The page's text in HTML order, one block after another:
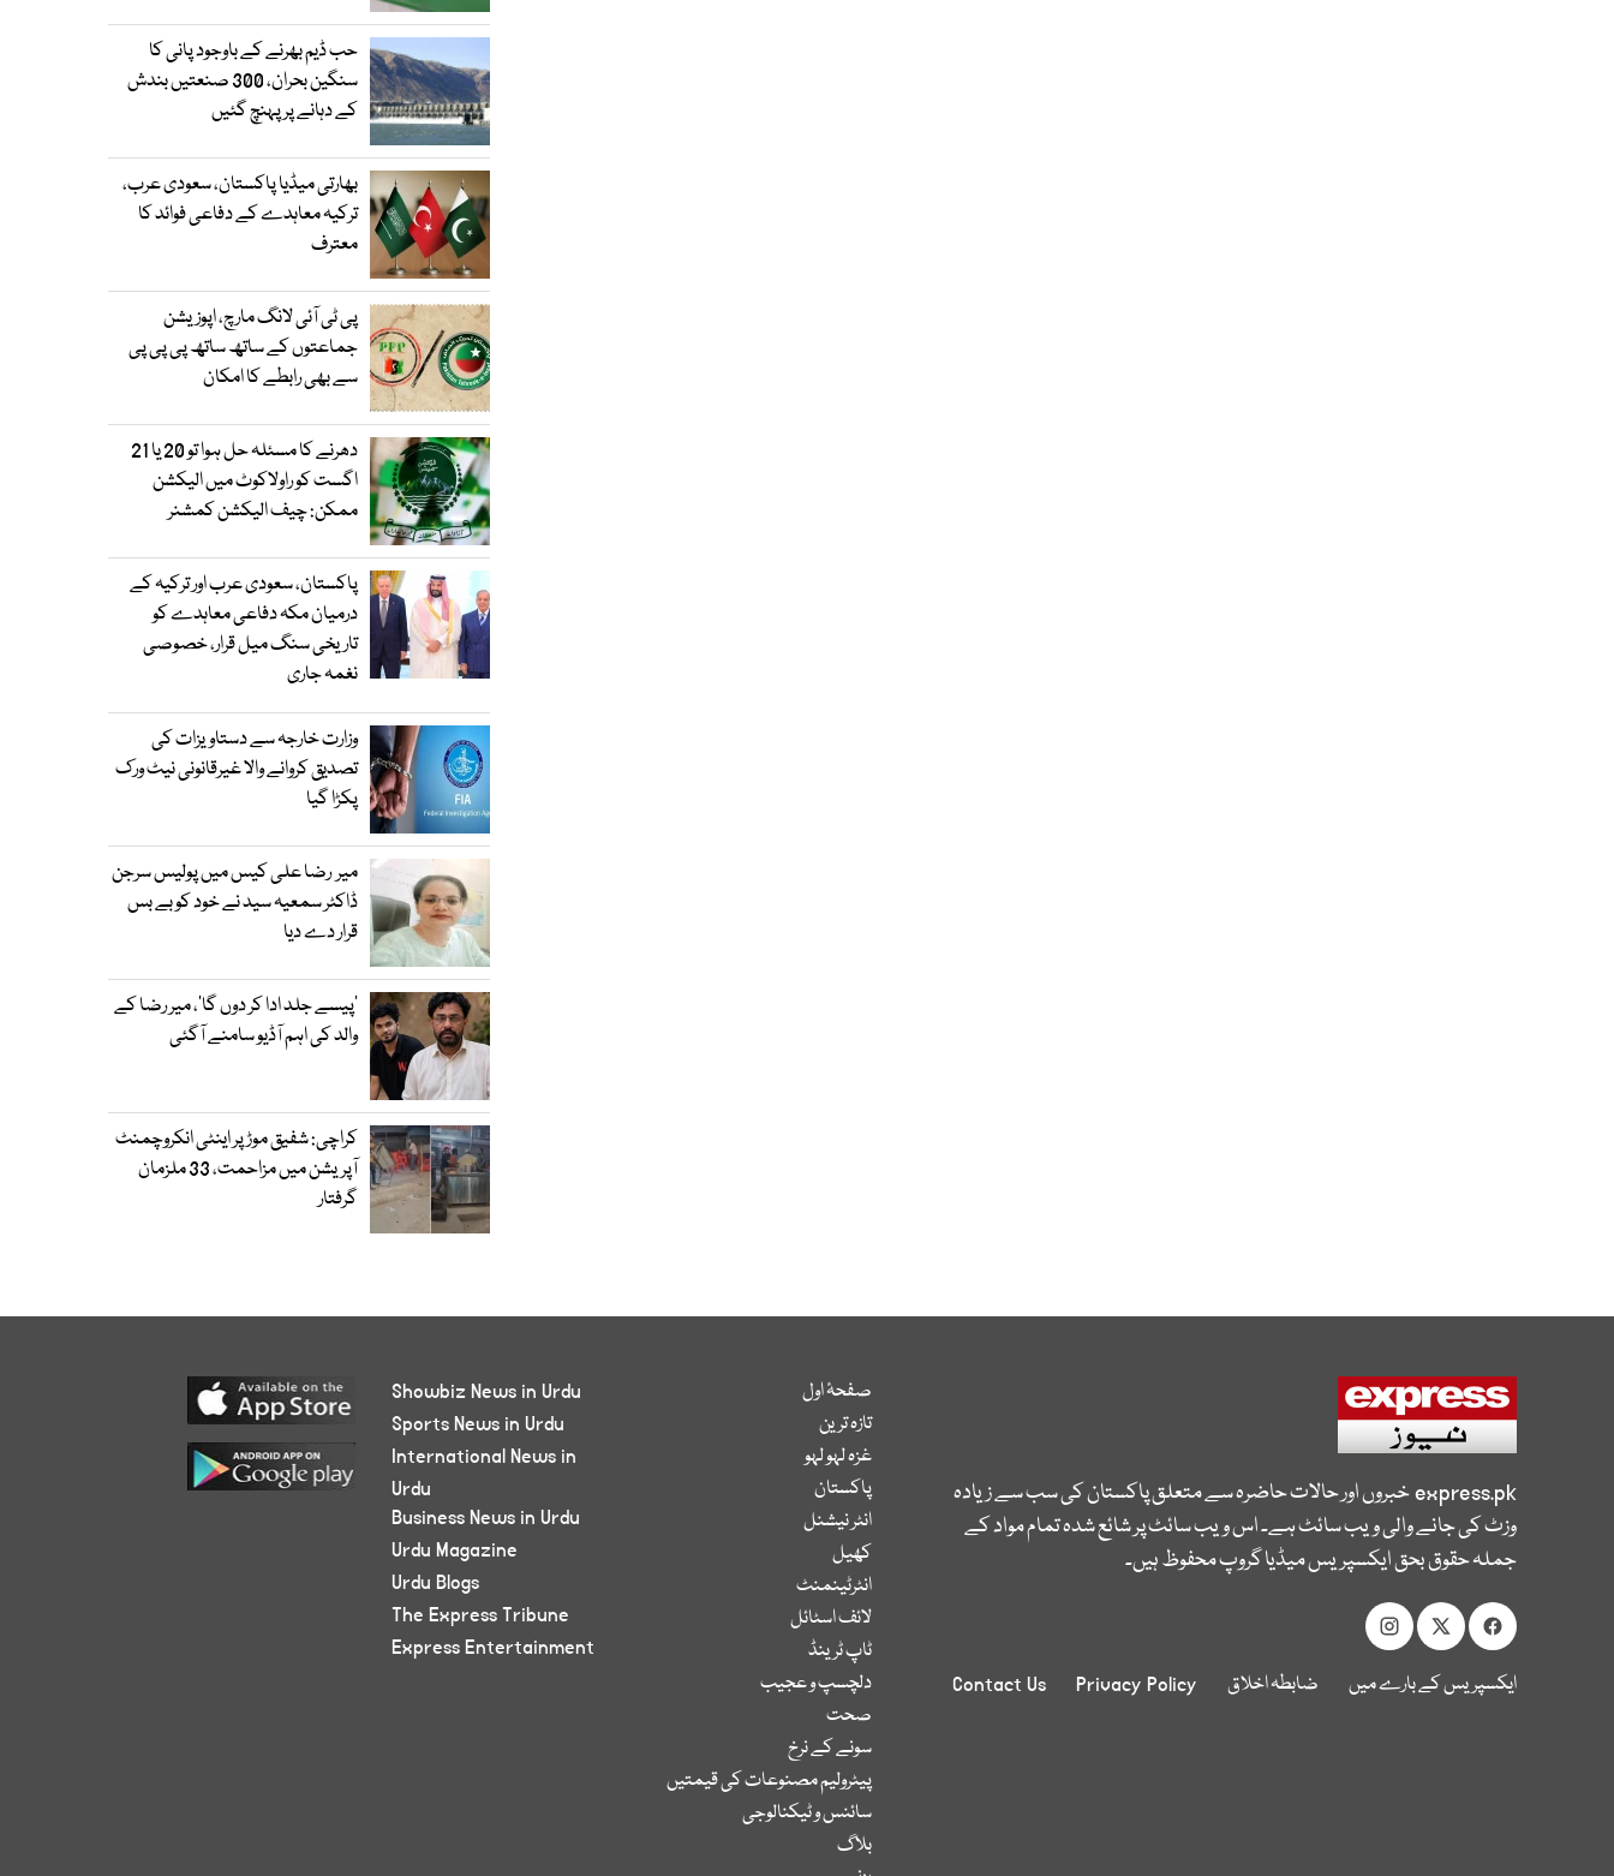
حب ڈیم بھرنے کے باوجود پانی کا
سنگین بحران، 300 صنعتیں بندش
کے دہانے پر پہنچ گئیں
بھارتی میڈیا پاکستان، سعودی عرب،
ترکیہ معاہدے کے دفاعی فوائد کا
معترف
پی ٹی آئی لانگ مارچ، اپوزیشن
جماعتوں کے ساتھ ساتھ پی پی پی
سے بھی رابطے کا امکان
دھرنے کا مسئلہ حل ہوا تو 20 یا 21
اگست کو راولاکوٹ میں الیکشن
ممکن: چیف الیکشن کمشنر
پاکستان، سعودی عرب اور ترکیہ کے
درمیان مکہ دفاعی معاہدے کو
تاریخی سنگ میل قرار، خصوصی
نغمہ جاری
وزارت خارجہ سے دستاویزات کی
تصدیق کروانے والا غیرقانونی نیٹ ورک
پکڑا گیا
میر رضا علی کیس میں پولیس سرجن
ڈاکٹر سمعیہ سید نے خود کو بے بس
قرار دے دیا
’پیسے جلد ادا کر دوں گا‘، میر رضا کے
والد کی اہم آڈیو سامنے آگئی
کراچی: شفیق موڑ پر اینٹی انکروچمنٹ
آپریشن میں مزاحمت، 33 ملزمان
گرفتار
express.pkخبروں اور حالات حاضرہ سے متعلق پاکستان کی سب سے زیادہ
وزٹ کی جانے والی ویب سائٹ ہے۔ اس ویب سائٹ پر شائع شدہ تمام مواد کے
جملہ حقوق بحق ایکسپریس میڈیا گروپ محفوظ ہیں۔
ایکسپریس کے بارے میں ضابطہ اخلاق Privacy Policy
Contact Us
صفحۂ اول
تازہ ترین
غزہ لہو لہو
پاکستان
انٹر نیشنل
کھیل
انٹرٹینمنٹ
لائف اسٹائل
ٹاپ ٹرینڈ
دلچسپ و عجیب
صحت
سونے کے نرخ
پیٹرولیم مصنوعات کی قیمتیں
سائنس و ٹیکنالوجی
بلاگ
Showbiz News in Urdu
Sports News in Urdu
International News in
Urdu
Business News in Urdu
Urdu Magazine
Urdu Blogs
The Express Tribune
Express Entertainment